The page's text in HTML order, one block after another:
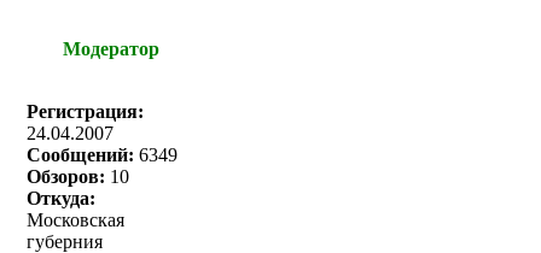
Модератор
Регистрация:
24.04.2007
Сообщений: 6349
Обзоров: 10
Откуда:
Московская
губерния